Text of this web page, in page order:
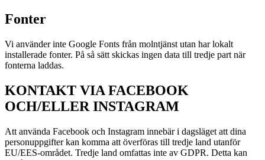
Fonter
Vi använder inte Google Fonts från molntjänst utan har lokalt
installerade fonter. På så sätt skickas ingen data till tredje part när
fonterna laddas.
KONTAKT VIA FACEBOOK
OCH/ELLER INSTAGRAM
Att använda Facebook och Instagram innebär i dagsläget att dina
personuppgifter kan komma att överföras till tredje land utanför
EU/EES-området. Tredje land omfattas inte av GDPR. Detta kan